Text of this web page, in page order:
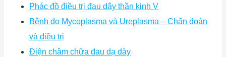
Phác đồ điều trị đau dây thần kinh V
Bệnh do Mycoplasma và Ureplasma – Chẩn đoán
và điều trị
Điện châm chữa đau dạ dày